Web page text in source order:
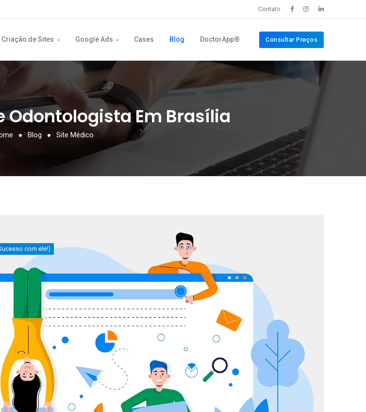
Contato
Criação de Sites Google Ads Cases Blog DoctorApp® Consultar Preços
Odontologista Em Brasília
Blog Site Médico
com ele!)